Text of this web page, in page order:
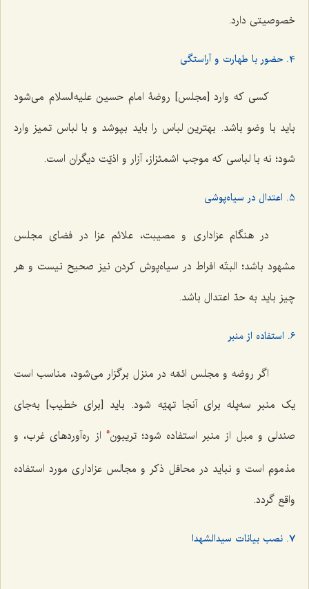
خصوصیتی دارد.
4. حضور با طهارت و آراستگی
کسی که وارد [مجلس] روضۀ امام حسین علیه‌السلام می‌شود
باید با وضو باشد. بهترین لباس را باید بپوشد و با لباس تمیز وارد
شود؛ نه با لباسی که موجب اشمئزاز، آزار و اذیّت دیگران است.
5. اعتدال در سیاه‌پوشی
در هنگام عزاداری و مصیبت، علائم عزا در فضای مجلس
مشهود باشد؛ البتّه افراط در سیاه‌پوش کردن نیز صحیح نیست و هر
چیز باید به حدّ اعتدال باشد.
6. استفاده از منبر
اگر روضه و مجلس ائمّه در منزل برگزار می‌شود، مناسب است
یک منبر سه‌پله برای آنجا تهیّه شود. باید [برای خطیب] به‌جای
صندلی و مبل از منبر استفاده شود؛ تریبون5
از ره‌آوردهای غرب، و
مذموم است و نباید در محافل ذکر و مجالس عزاداری مورد استفاده
واقع گردد.
7. نصب بیانات سیدالشهدا